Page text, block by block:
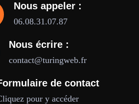
Nous appeler :
06.08.31.07.87
Nous écrire :
contact@turingweb.fr
de contact
pour y accéder